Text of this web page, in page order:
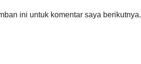
ini untuk komentar saya berikutnya.